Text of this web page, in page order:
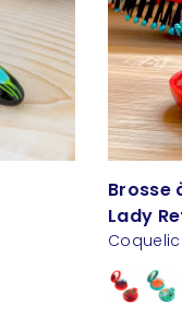
Brosse
Lady